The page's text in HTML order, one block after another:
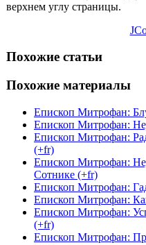
верхнем углу страницы.
Похожие статьи
Похожие материалы
Епископ Митрофан:
Епископ Митрофан:
Епископ Митрофан:
(+fr)
Епископ Митрофан:
Сотнике (+fr)
Епископ Митрофан:
Епископ Митрофан:
Епископ Митрофан:
(+fr)
Епископ Митрофан: